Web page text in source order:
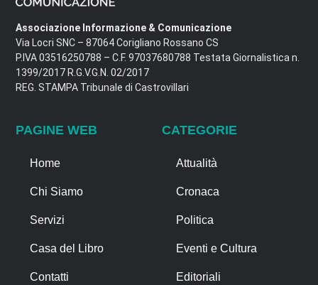
Associazione Informazione & Comunicazione
Via Locri SNC – 87064 Corigliano Rossano CS
P.IVA 03516250788 – C.F. 97037680788 Testata Giornalistica n.
1399/2017 R.G.V.G.N. 02/2017
REG. STAMPA Tribunale di Castrovillari
PAGINE WEB
Home
Chi Siamo
Servizi
Casa del Libro
Contatti
CATEGORIE
Attualità
Cronaca
Politica
Eventi e Cultura
Editoriali